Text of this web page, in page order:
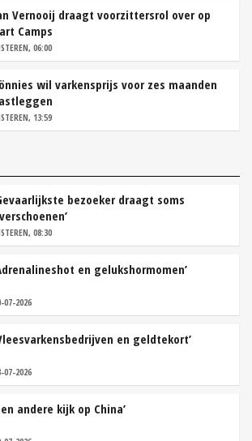
Vernooij draagt voorzittersrol over op
Camps
06:00
wil varkensprijs voor zes maanden
13:59
bezoeker draagt soms
08:30
en gelukshormomen’
07-2026
en geldtekort’
07-2026
andere kijk op China’